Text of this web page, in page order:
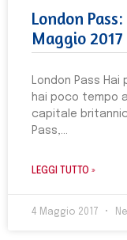
London
Maggio 2017
London Pass
hai poco tempo
capitale
Pass,
LEGGI TUTTO »
4 Maggio 2017